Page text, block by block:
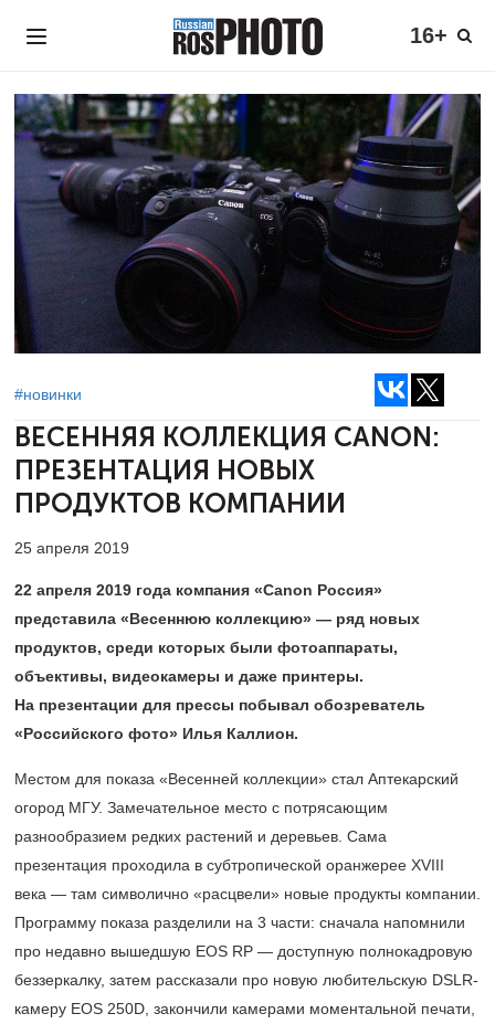
16+
#новинки
ВЕСЕННЯЯ КОЛЛЕКЦИЯ CANON:
ПРЕЗЕНТАЦИЯ НОВЫХ
ПРОДУКТОВ КОМПАНИИ
25 апреля 2019
22 апреля 2019 года компания «Canon Россия»
представила «Весеннюю коллекцию» — ряд новых
продуктов, среди которых были фотоаппараты,
объективы, видеокамеры и даже принтеры.
На презентации для прессы побывал обозреватель
«Российского фото» Илья Каллион.
Местом для показа «Весенней коллекции» стал Аптекарский
огород МГУ. Замечательное место с потрясающим
разнообразием редких растений и деревьев. Сама
презентация проходила в субтропической оранжерее XVIII
века — там символично «расцвели» новые продукты компании.
Программу показа разделили на 3 части: сначала напомнили
про недавно вышедшую EOS RP — доступную полнокадровую
беззеркалку, затем рассказали про новую любительскую DSLR-
камеру EOS 250D, закончили камерами моментальной печати,